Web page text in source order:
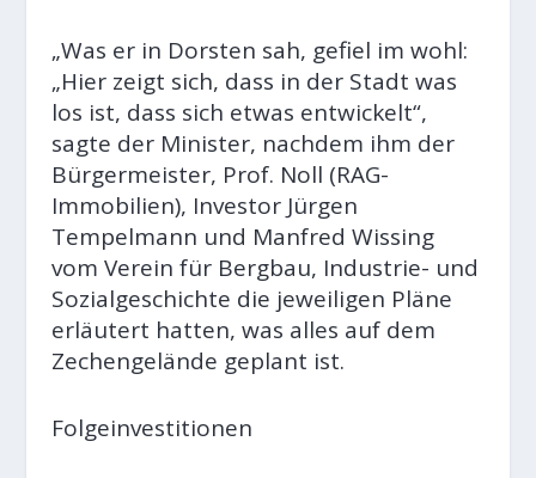
„Was er in Dorsten sah, gefiel im wohl:
„Hier zeigt sich, dass in der Stadt was
los ist, dass sich etwas entwickelt“,
sagte der Minister, nachdem ihm der
Bürgermeister, Prof. Noll (RAG-
Immobilien), Investor Jürgen
Tempelmann und Manfred Wissing
vom Verein für Bergbau, Industrie- und
Sozialgeschichte die jeweiligen Pläne
erläutert hatten, was alles auf dem
Zechengelände geplant ist.
Folgeinvestitionen